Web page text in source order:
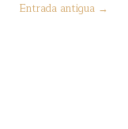
Entrada antigua →